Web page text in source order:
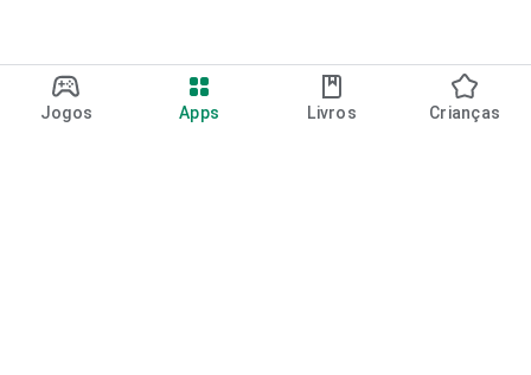
Jogos Apps Livros Crianças